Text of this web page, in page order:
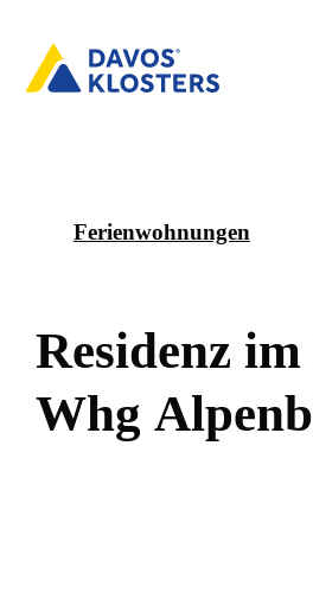
Ferienwohnungen
Residenz im
Whg Alpenb